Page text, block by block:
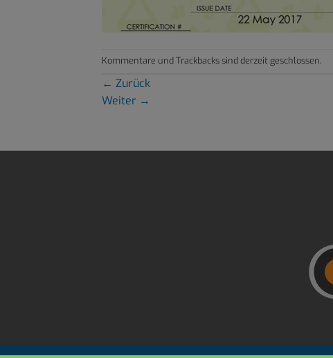
Kommentare und Trackbacks sind derzeit geschlossen.
← Zurück
Weiter →